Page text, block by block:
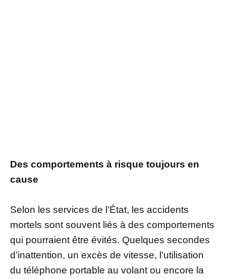
Des comportements à risque toujours en
cause
Selon les services de l’État, les accidents
mortels sont souvent liés à des comportements
qui pourraient être évités. Quelques secondes
d’inattention, un excès de vitesse, l’utilisation
du téléphone portable au volant ou encore la